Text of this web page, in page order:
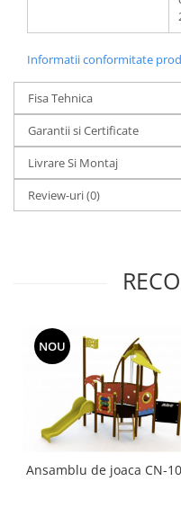
Informatii conformitate
Fisa Tehnica
Garantii si Certificate
Livrare Si Montaj
Review-uri(0)
NOU
Ansamblu de joaca CN-